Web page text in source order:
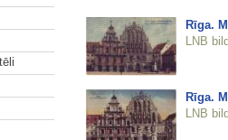
Rīga.
LNB
Rīga.
LNB